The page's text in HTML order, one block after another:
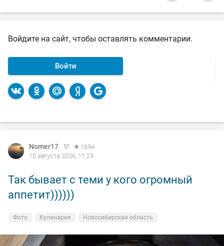
Войдите на сайт, чтобы оставлять комментарии.
Войти
Nomer17
1694
10 августа 2026, 11:29
Так бывает с теми у кого огромный
аппетит))))))
Фото Кулинария Новосибирская область